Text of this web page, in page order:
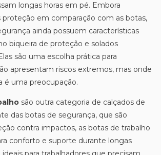
longas horas em pé. Embora
em comparação com as botas,
ainda possuem características
biqueira de proteção e solados
são uma escolha prática para
apresentam riscos extremos, mas onde
é uma preocupação.
são outra categoria de calçados de
das botas de segurança, que são
contra impactos, as botas de trabalho
conforto e suporte durante longas